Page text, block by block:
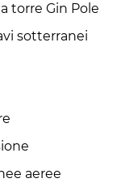
torre Gin Pole
sotterranei
aeree